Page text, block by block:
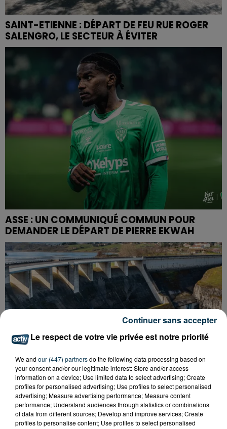
SAINT-ETIENNE : DÉPART DE FEU RUE ROGER
SALENGRO, LE SECTEUR À ÉVITER
ASSE : UN COMMUNIQUÉ COMMUN POUR
DEMANDER LE DÉPART DE PIERRE EKWAH
CYANOBACTÉRIES : LE PRÉFÊT PREND UN
ARRÊTÉ POUR LES ACTIVITÉS DE...
Le respect de votre vie privée est notre priorité
We and our (447) partnersdo the following data processing based on
your consent and/or our legitimate interest: Store and/or access
information on a device; Use limited data to select advertising; Create
profiles for personalised advertising; Use profiles to select personalised
advertising; Measure advertising performance; Measure content
performance; Understand audiences through statistics or combinations
of data from different sources; Develop and improve services; Create
profiles to personalise content; Use profiles to select personalised
Continuer sans accepter